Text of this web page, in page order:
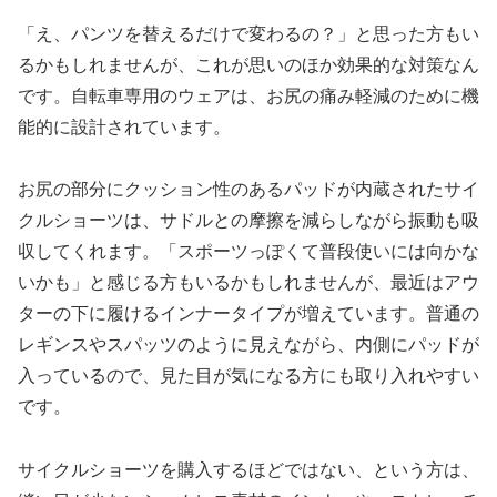
「え、パンツを替えるだけで変わるの？」と思った方もい
るかもしれませんが、これが思いのほか効果的な対策なん
です。自転車専用のウェアは、お尻の痛み軽減のために機
能的に設計されています。
お尻の部分にクッション性のあるパッドが内蔵されたサイ
クルショーツは、サドルとの摩擦を減らしながら振動も吸
収してくれます。「スポーツっぽくて普段使いには向かな
いかも」と感じる方もいるかもしれませんが、最近はアウ
ターの下に履けるインナータイプが増えています。普通の
レギンスやスパッツのように見えながら、内側にパッドが
入っているので、見た目が気になる方にも取り入れやすい
です。
サイクルショーツを購入するほどではない、という方は、